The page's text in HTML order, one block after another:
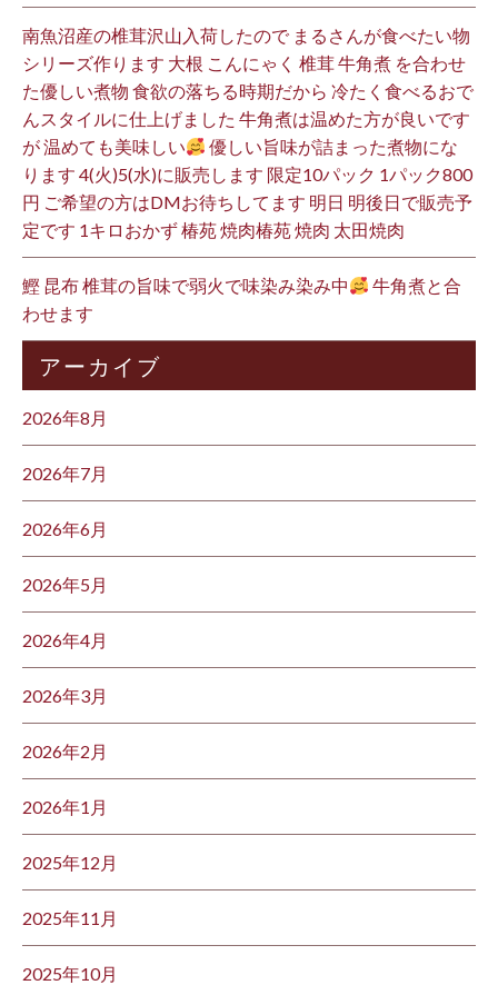
南魚沼産の椎茸沢山入荷したので まるさんが食べたい物
シリーズ作ります 大根 こんにゃく 椎茸 牛角煮 を合わせ
た優しい煮物 食欲の落ちる時期だから 冷たく食べるおで
んスタイルに仕上げました 牛角煮は温めた方が良いです
が 温めても美味しい
優しい旨味が詰まった煮物にな
ります 4(火)5(水)に販売します 限定10パック 1パック800
円 ご希望の方はDMお待ちしてます 明日 明後日で販売予
定です 1キロおかず 椿苑 焼肉椿苑 焼肉 太田焼肉
鰹 昆布 椎茸の旨味で弱火で味染み染み中
牛角煮と合
わせます
アーカイブ
2026年8月
2026年7月
2026年6月
2026年5月
2026年4月
2026年3月
2026年2月
2026年1月
2025年12月
2025年11月
2025年10月